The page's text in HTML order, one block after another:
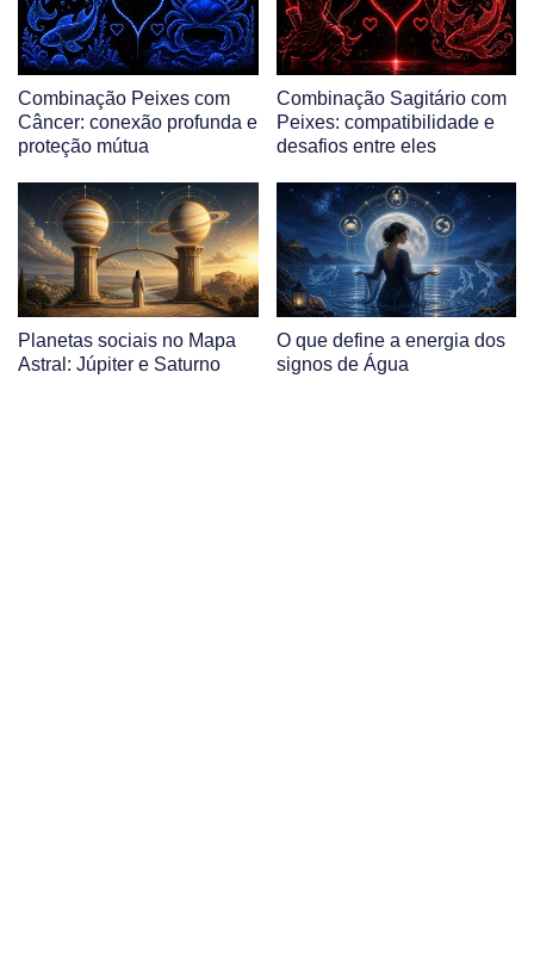
Combinação Peixes com
Câncer: conexão profunda e
proteção mútua
Combinação Sagitário com
Peixes: compatibilidade e
desafios entre eles
Planetas sociais no Mapa
Astral: Júpiter e Saturno
O que define a energia dos
signos de Água